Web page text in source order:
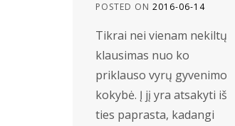
POSTED ON 2016-06-14
Tikrai nei vienam nekiltų
klausimas nuo ko
priklauso vyrų gyvenimo
kokybė. Į jį yra atsakyti iš
ties paprasta, kadangi